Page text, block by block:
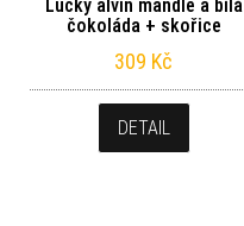
Lucky alvin mandle a bílá
čokoláda + skořice
309 Kč
DETAIL